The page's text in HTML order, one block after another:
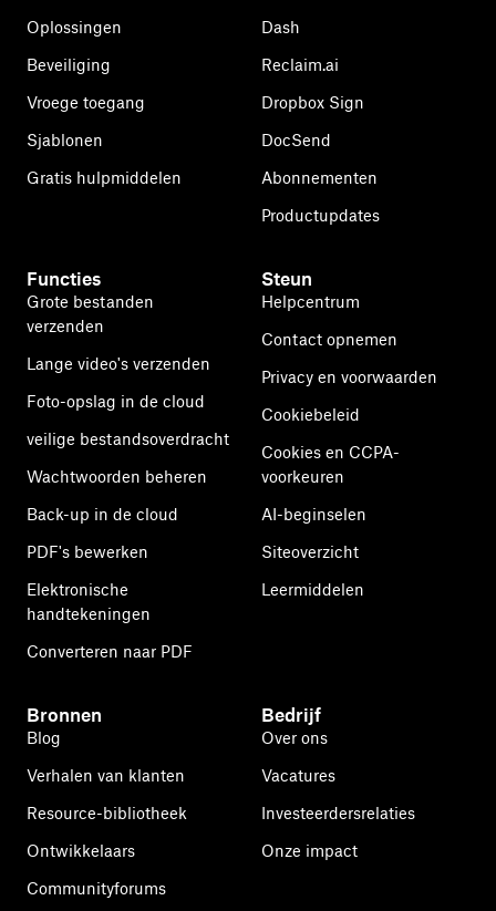
Oplossingen
Beveiliging
Vroege toegang
Sjablonen
Gratis hulpmiddelen
Dash
Reclaim.ai
Dropbox Sign
DocSend
Abonnementen
Productupdates
Functies
Grote bestanden
verzenden
Lange video's verzenden
Foto-opslag in de cloud
veilige bestandsoverdracht
Wachtwoorden beheren
Back-up in de cloud
PDF's bewerken
Elektronische
handtekeningen
Converteren naar PDF
Steun
Helpcentrum
Contact opnemen
Privacy en voorwaarden
Cookiebeleid
Cookies en CCPA-
voorkeuren
AI-beginselen
Siteoverzicht
Leermiddelen
Bronnen
Blog
Verhalen van klanten
Resource-bibliotheek
Ontwikkelaars
Communityforums
Bedrijf
Over ons
Vacatures
Investeerdersrelaties
Onze impact